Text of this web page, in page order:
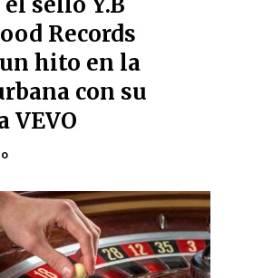
Records
hito en la
con su
VEVO